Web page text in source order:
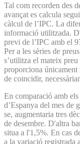
Tal com recorden des
avançat es calcula
càlcul de l’IPC. La
informació utilitzada.
previ de l’IPC amb el
Per a les sèries de
s’utilitza el mateix
proporciona
de coincidir,
En comparació amb
d’Espanya del mes de
se, augmentaria tres
de desembre. D'altra
situa a l'1,5%. En cas
a la variació registrada